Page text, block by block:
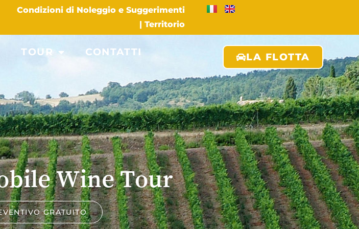
Condizioni di Noleggio e Suggerimenti
| Territorio
TOUR CONTATTI LA FLOTTA
Wine Tour
GRATUITO